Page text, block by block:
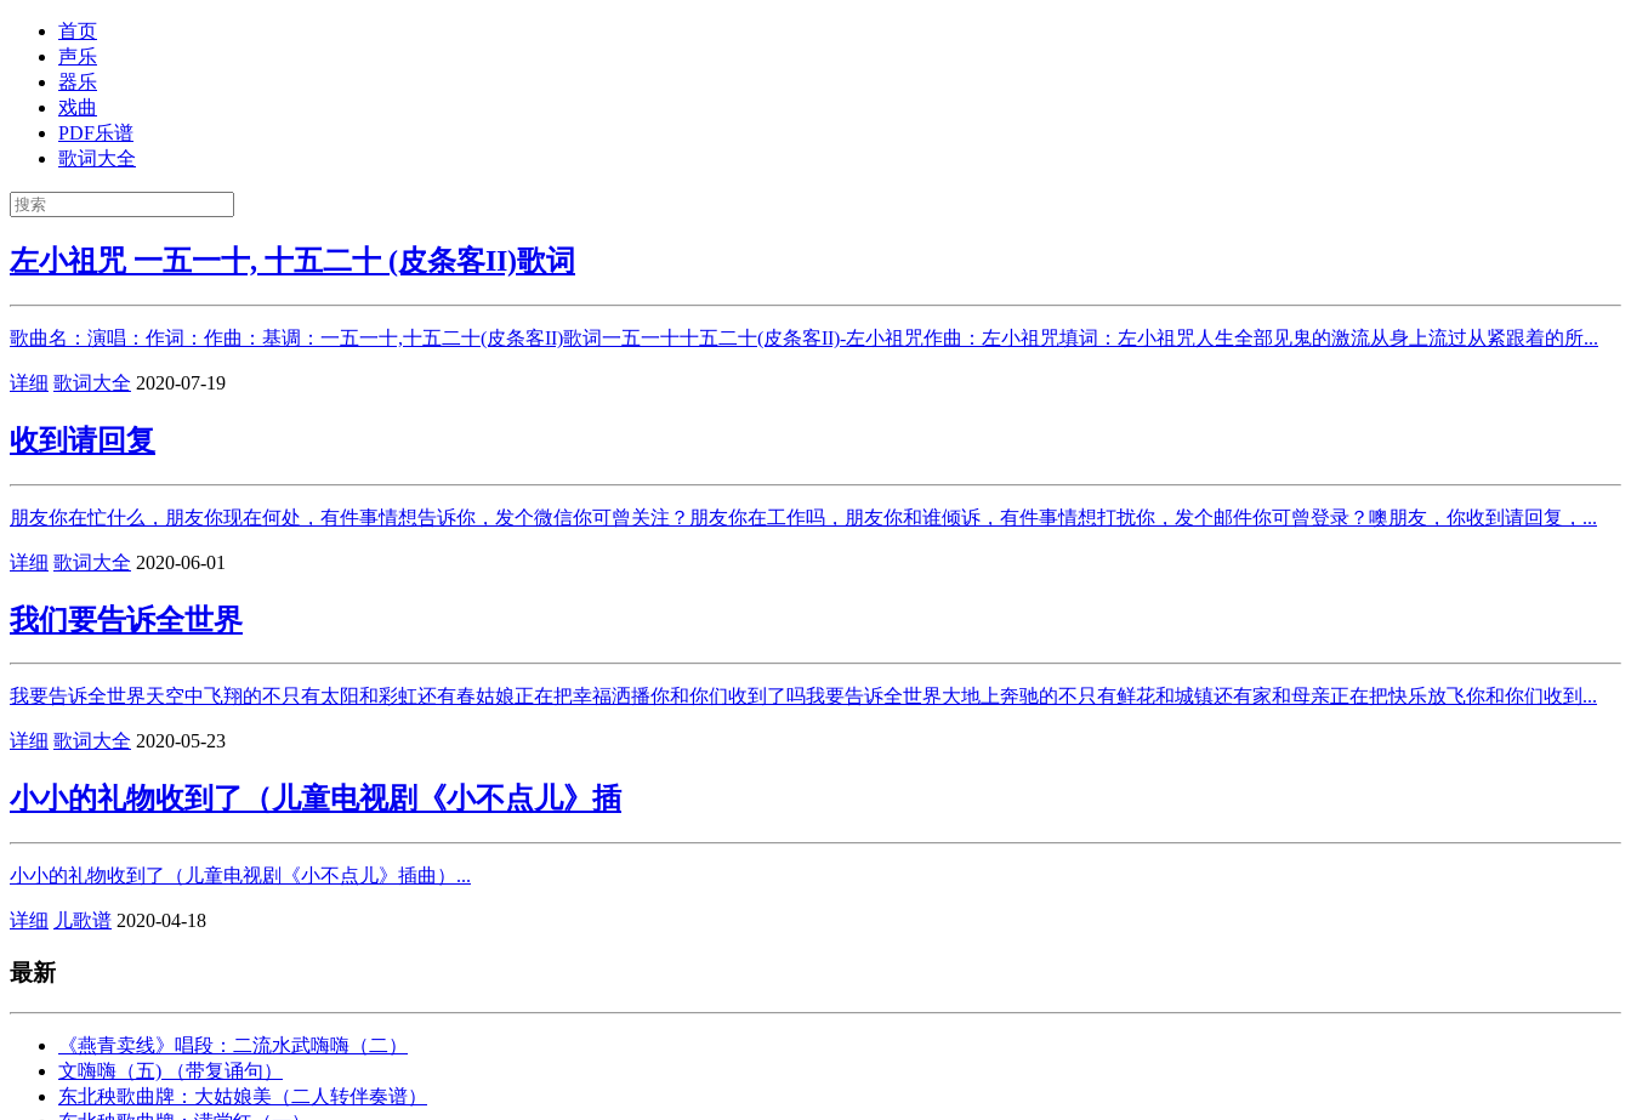
首页
声乐
器乐
戏曲
PDF乐谱
歌词大全
左小祖咒 一五一十, 十五二十 (皮条客II)歌词
歌曲名：演唱：作词：作曲：基调：一五一十,十五二十(皮条客II)歌词一五一十十五二十(皮条客II)-左小祖咒作曲：左小祖咒填词：左小祖咒人生全部见鬼的激流从身上流过从紧跟着的所...
详细 歌词大全 2020-07-19
收到请回复
朋友你在忙什么，朋友你现在何处，有件事情想告诉你，发个微信你可曾关注？朋友你在工作吗，朋友你和谁倾诉，有件事情想打扰你，发个邮件你可曾登录？噢朋友，你收到请回复，...
详细 歌词大全 2020-06-01
我们要告诉全世界
我要告诉全世界天空中飞翔的不只有太阳和彩虹还有春姑娘正在把幸福洒播你和你们收到了吗我要告诉全世界大地上奔驰的不只有鲜花和城镇还有家和母亲正在把快乐放飞你和你们收到...
详细 歌词大全 2020-05-23
小小的礼物收到了（儿童电视剧《小不点儿》插
小小的礼物收到了（儿童电视剧《小不点儿》插曲）...
详细 儿歌谱 2020-04-18
最新
《燕青卖线》唱段：二流水武嗨嗨（二）
文嗨嗨（五) （带复诵句）
东北秧歌曲牌：大姑娘美（二人转伴奏谱）